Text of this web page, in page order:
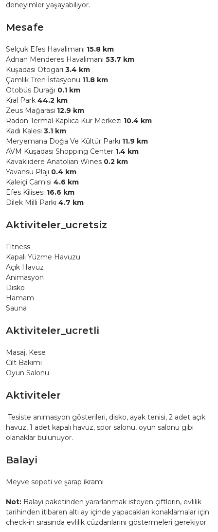
deneyimler yaşayabiliyor.
Mesafe
Selçuk Efes Havalimanı 15.8 km
Adnan Menderes Havalimanı 53.7 km
Kuşadası Otogarı 3.4 km
Çamlık Tren İstasyonu 11.8 km
Otobüs Durağı 0.1 km
Kral Park 44.2 km
Zeus Mağarası 12.9 km
Radon Termal Kaplıca Kür Merkezi 10.4 km
Kadı Kalesi 3.1 km
Meryemana Doğa Ve Kültür Parkı 11.9 km
AVM Kuşadası Shopping Center 1.4 km
Kavaklidere Anatolian Wines 0.2 km
Yavansu Plajı 0.4 km
Kaleiçi Camisi 4.6 km
Efes Kilisesi 16.6 km
Dilek Milli Parkı 4.7 km
Aktiviteler_ucretsiz
Fitness
Kapalı Yüzme Havuzu
Açık Havuz
Animasyon
Disko
Hamam
Sauna
Aktiviteler_ucretli
Masaj, Kese
Cilt Bakımı
Oyun Salonu
Aktiviteler
Tesiste animasyon gösterileri, disko, ayak tenisi, 2 adet açık
havuz, 1 adet kapalı havuz, spor salonu, oyun salonu gibi
olanaklar bulunuyor.
Balayi
Meyve sepeti ve şarap ikramı
Not: Balayı paketinden yararlanmak isteyen çiftlerin, evlilik
tarihinden itibaren altı ay içinde yapacakları konaklamalar için
check-in sırasında evlilik cüzdanlarını göstermeleri gerekiyor.